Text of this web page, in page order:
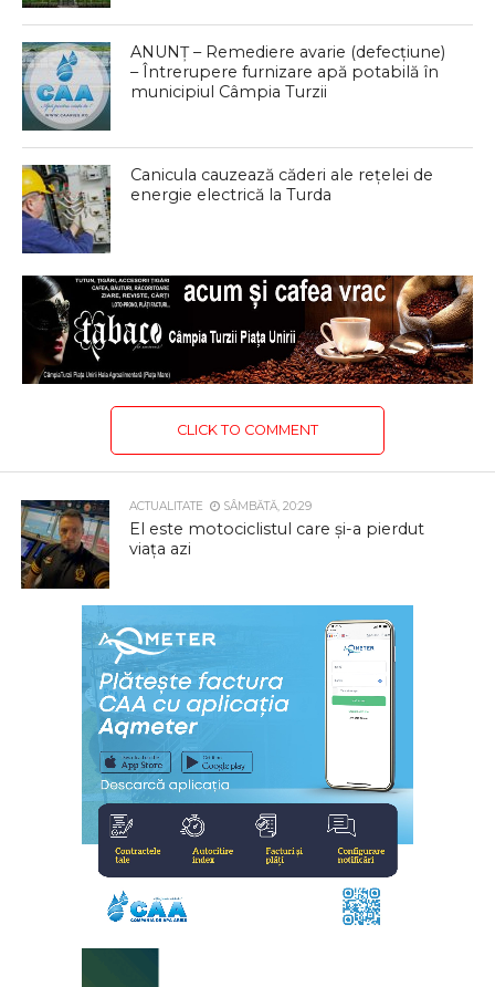
ANUNȚ – Remediere avarie (defecțiune)
– Întrerupere furnizare apă potabilă în
municipiul Câmpia Turzii
Canicula cauzează căderi ale rețelei de
energie electrică la Turda
CLICK TO COMMENT
ACTUALITATE SÂMBĂTĂ, 20:29
El este motociclistul care și-a pierdut
viața azi